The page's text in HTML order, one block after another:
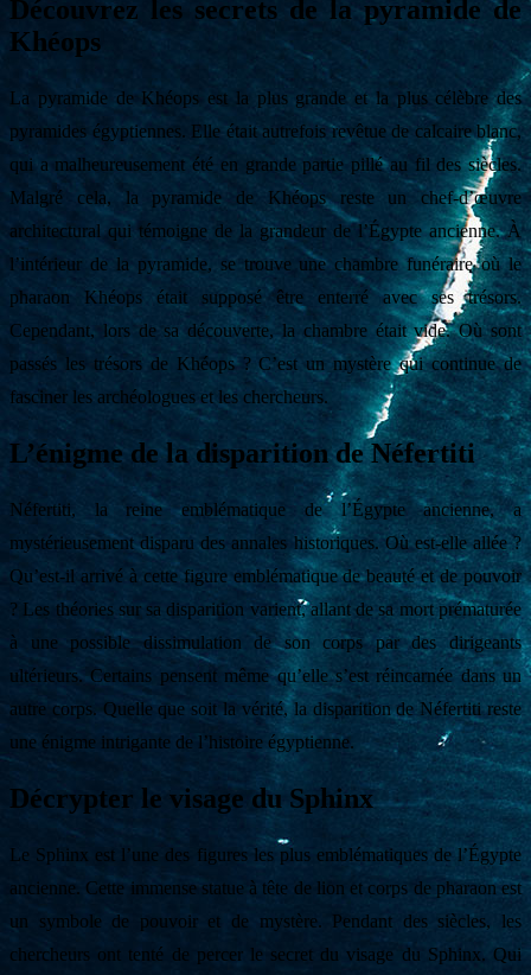
Découvrez les secrets de la pyramide de
Khéops
La pyramide de Khéops est la plus grande et la plus célèbre des
pyramides égyptiennes. Elle était autrefois revêtue de calcaire blanc,
qui a malheureusement été en grande partie pillé au fil des siècles.
Malgré cela, la pyramide de Khéops reste un chef-d’œuvre
architectural qui témoigne de la grandeur de l’Égypte ancienne. À
l’intérieur de la pyramide, se trouve une chambre funéraire où le
pharaon Khéops était supposé être enterré avec ses trésors.
Cependant, lors de sa découverte, la chambre était vide. Où sont
passés les trésors de Khéops ? C’est un mystère qui continue de
fasciner les archéologues et les chercheurs.
L’énigme de la disparition de Néfertiti
Néfertiti, la reine emblématique de l’Égypte ancienne, a
mystérieusement disparu des annales historiques. Où est-elle allée ?
Qu’est-il arrivé à cette figure emblématique de beauté et de pouvoir
? Les théories sur sa disparition varient, allant de sa mort prématurée
à une possible dissimulation de son corps par des dirigeants
ultérieurs. Certains pensent même qu’elle s’est réincarnée dans un
autre corps. Quelle que soit la vérité, la disparition de Néfertiti reste
une énigme intrigante de l’histoire égyptienne.
Décrypter le visage du Sphinx
Le Sphinx est l’une des figures les plus emblématiques de l’Égypte
ancienne. Cette immense statue à tête de lion et corps de pharaon est
un symbole de pouvoir et de mystère. Pendant des siècles, les
chercheurs ont tenté de percer le secret du visage du Sphinx. Qui